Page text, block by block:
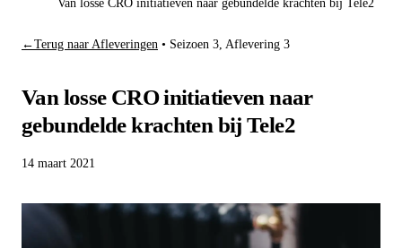
←Terug naar Afleveringen • Seizoen 3, Aflevering 3
Van losse CRO initiatieven naar
gebundelde krachten bij Tele2
14 maart 2021